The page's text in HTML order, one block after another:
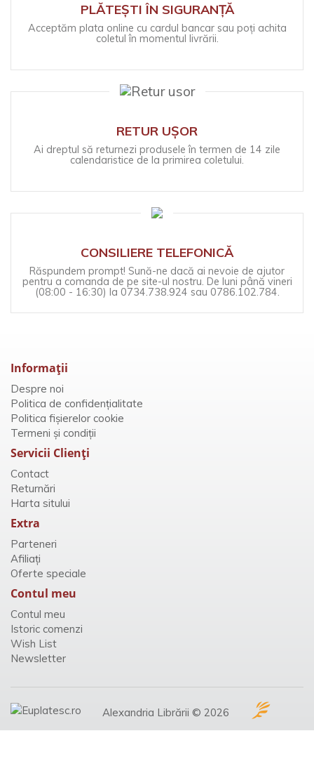
PLĂTEȘTI ÎN SIGURANȚĂ
Acceptăm plata online cu cardul bancar sau poți achita
coletul în momentul livrării.
RETUR UȘOR
Ai dreptul să returnezi produsele în termen de 14 zile
calendaristice de la primirea coletului.
CONSILIERE TELEFONICĂ
Răspundem prompt! Sună-ne dacă ai nevoie de ajutor
pentru a comanda de pe site-ul nostru. De luni până vineri
(08:00 - 16:30) la 0734.738.924 sau 0786.102.784.
Informaţii
Despre noi
Politica de confidențialitate
Politica fișierelor cookie
Termeni și condiții
Servicii Clienţi
Contact
Returnări
Harta sitului
Extra
Parteneri
Afiliaţi
Oferte speciale
Contul meu
Contul meu
Istoric comenzi
Wish List
Newsletter
Alexandria Librării © 2026